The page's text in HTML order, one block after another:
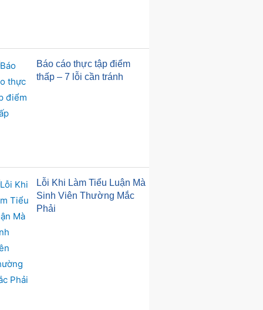
Báo cáo thực tập điểm
thấp – 7 lỗi cần tránh
Lỗi Khi Làm Tiểu Luận Mà
Sinh Viên Thường Mắc
Phải